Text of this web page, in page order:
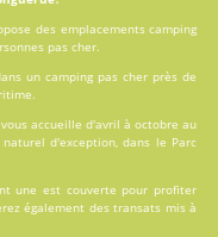
des emplacements camping
pas cher.
un camping pas cher près de
accueille d'avril à octobre au
d'exception, dans le Parc
une est couverte pour profiter
également des transats mis à